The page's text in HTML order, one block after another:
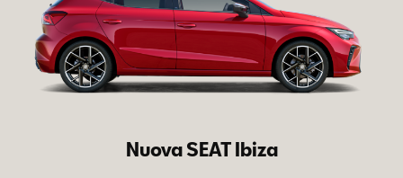
Nuova SEAT Ibiza